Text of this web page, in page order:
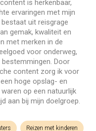
is herkenbaar,
ervaringen met mijn
uit reisgrage
gemak, kwaliteit en
met merken in de
voor onderweg,
Door
content zorg ik voor
hoge opslag- en
op een natuurlijk
aan bij mijn doelgroep.
Reizen met kinderen